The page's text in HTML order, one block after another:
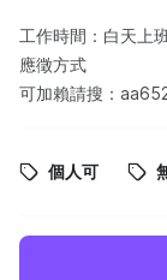
工作時間：白天上
應徵方式
可加賴請搜：
個人可